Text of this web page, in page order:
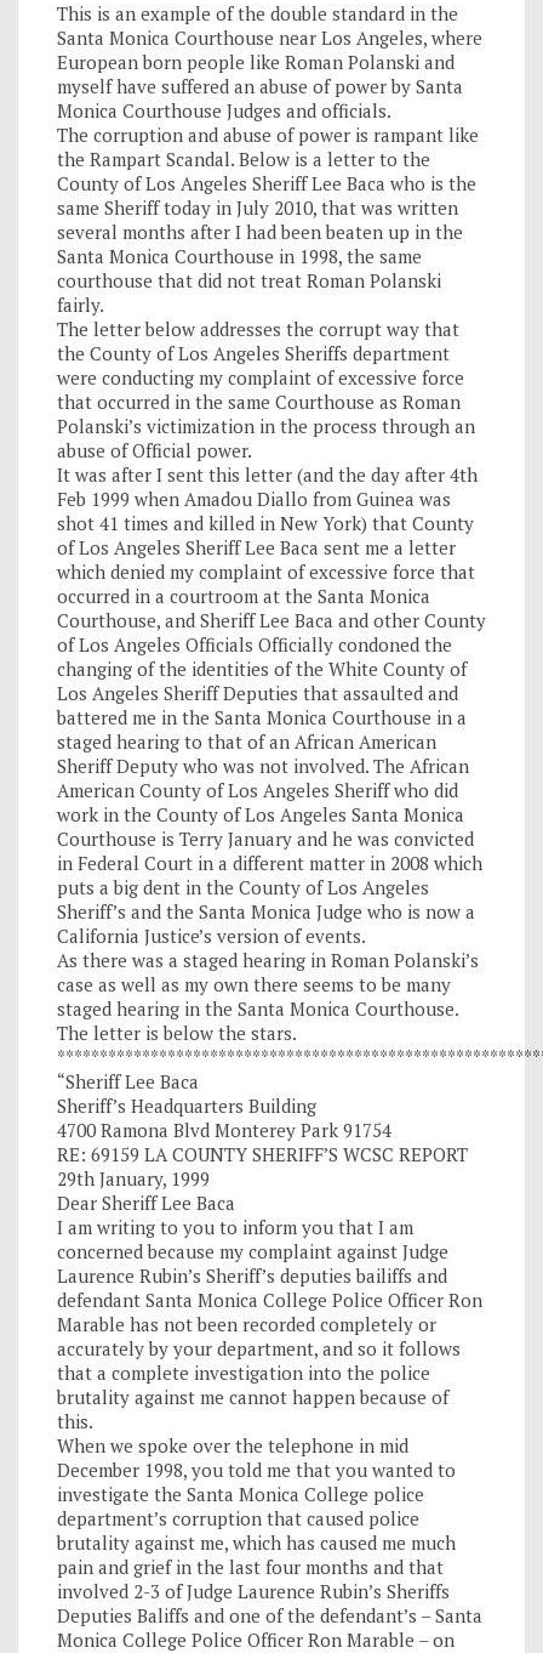
This is an example of the double standard in the
Santa Monica Courthouse near Los Angeles, where
European born people like Roman Polanski and
myself have suffered an abuse of power by Santa
Monica Courthouse Judges and officials.
The corruption and abuse of power is rampant like
the Rampart Scandal. Below is a letter to the
County of Los Angeles Sheriff Lee Baca who is the
same Sheriff today in July 2010, that was written
several months after I had been beaten up in the
Santa Monica Courthouse in 1998, the same
courthouse that did not treat Roman Polanski
fairly.
The letter below addresses the corrupt way that
the County of Los Angeles Sheriffs department
were conducting my complaint of excessive force
that occurred in the same Courthouse as Roman
Polanski’s victimization in the process through an
abuse of Official power.
It was after I sent this letter (and the day after 4th
Feb 1999 when Amadou Diallo from Guinea was
shot 41 times and killed in New York) that County
of Los Angeles Sheriff Lee Baca sent me a letter
which denied my complaint of excessive force that
occurred in a courtroom at the Santa Monica
Courthouse, and Sheriff Lee Baca and other County
of Los Angeles Officials Officially condoned the
changing of the identities of the White County of
Los Angeles Sheriff Deputies that assaulted and
battered me in the Santa Monica Courthouse in a
staged hearing to that of an African American
Sheriff Deputy who was not involved. The African
American County of Los Angeles Sheriff who did
work in the County of Los Angeles Santa Monica
Courthouse is Terry January and he was convicted
in Federal Court in a different matter in 2008 which
puts a big dent in the County of Los Angeles
Sheriff’s and the Santa Monica Judge who is now a
California Justice’s version of events.
As there was a staged hearing in Roman Polanski’s
case as well as my own there seems to be many
staged hearing in the Santa Monica Courthouse.
The letter is below the stars.
“Sheriff Lee Baca
Sheriff’s Headquarters Building
4700 Ramona Blvd Monterey Park 91754
RE: 69159 LA COUNTY SHERIFF’S WCSC REPORT
29th January, 1999
Dear Sheriff Lee Baca
I am writing to you to inform you that I am
concerned because my complaint against Judge
Laurence Rubin’s Sheriff’s deputies bailiffs and
defendant Santa Monica College Police Officer Ron
Marable has not been recorded completely or
accurately by your department, and so it follows
that a complete investigation into the police
brutality against me cannot happen because of
this.
When we spoke over the telephone in mid
December 1998, you told me that you wanted to
investigate the Santa Monica College police
department’s corruption that caused police
brutality against me, which has caused me much
pain and grief in the last four months and that
involved 2-3 of Judge Laurence Rubin’s Sheriffs
Deputies Baliffs and one of the defendant’s – Santa
Monica College Police Officer Ron Marable – on